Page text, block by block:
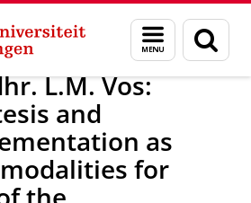
Menu
en
zoeken
Nieuws
L.M. Vos:
and
as
for